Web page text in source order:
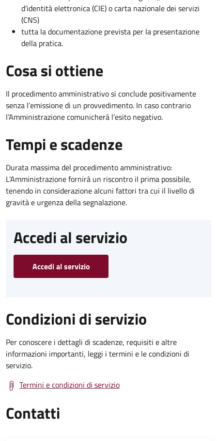
d’identità elettronica (CIE) o carta nazionale dei servizi
(CNS)
tutta la documentazione prevista per la presentazione
della pratica.
Cosa si ottiene
Il procedimento amministrativo si conclude positivamente
senza l’emissione di un provvedimento. In caso contrario
l’Amministrazione comunicherà l’esito negativo.
Tempi e scadenze
Durata massima del procedimento amministrativo:
L'Amministrazione fornirà un riscontro il prima possibile,
tenendo in considerazione alcuni fattori tra cui il livello di
gravità e urgenza della segnalazione.
Accedi al servizio
Accedi al servizio
Condizioni di servizio
Per conoscere i dettagli di scadenze, requisiti e altre
informazioni importanti, leggi i termini e le condizioni di
servizio.
Termini e condizioni di servizio
Contatti